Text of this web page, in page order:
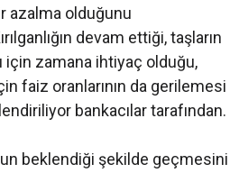
azalma olduğunu
devam ettiği, taşların
için zamana ihtiyaç olduğu,
faiz oranlarının da gerilemesi
bankacılar tarafından.
beklendiği şekilde geçmesini